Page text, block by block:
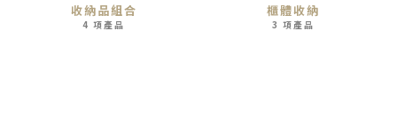
收納品組合
4 項產品
櫃體收納
3 項產品